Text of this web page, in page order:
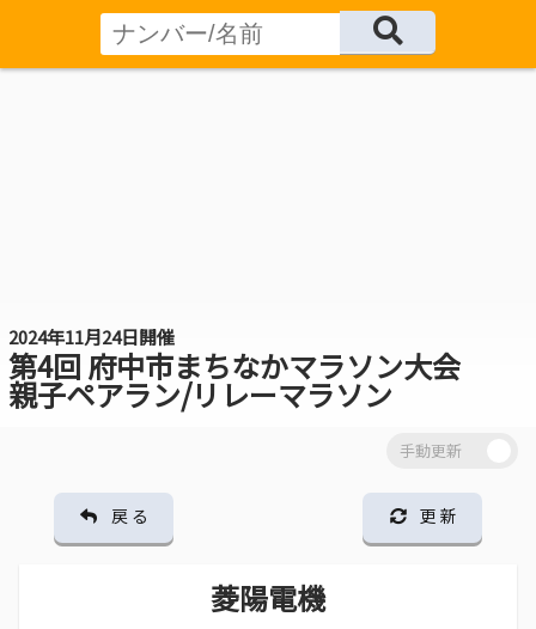
2024年11月24日開催
第4回 府中市まちなかマラソン大会
親子ペアラン/リレーマラソン
戻 る 更 新
菱陽電機